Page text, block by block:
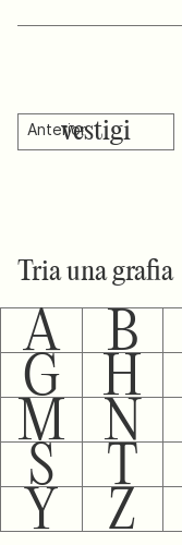
Anteriorvestigi
Tria una grafia
A B
G H
M N
S T
Y Z